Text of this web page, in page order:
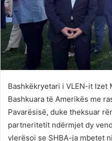
Bashkëkryetari i VLEN-it Izet
Bashkuara të Amerikës me
Pavarësisë, duke theksuar
partneritetit ndërmjet dy
vlerësoi se SHBA-ja mbetet